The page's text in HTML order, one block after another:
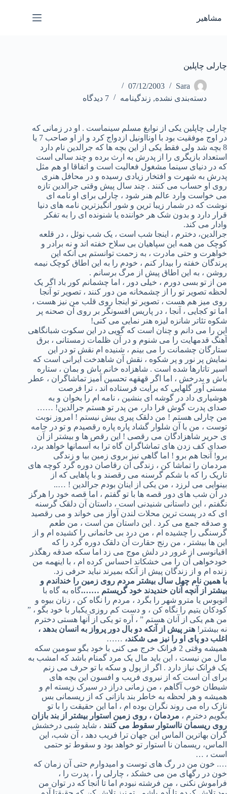
محتوا
مشاهیر
چارلی چاپلین
Sara
07/12/2003
دسته‌بندی نشده, زندگینامه 7 دیدگاه
چارلی چاپلین یکی از نوابغ مسلم سینماست . او در زمانی که
در اوج موفقیت بود با اونااونیل ازدواج کرد و از او صاحب 7 یا
8 بچه شد ولی فقط یکی از این بچه ها که جرالدین نام دارد
استعداد بازیگری را از پدرش به ارث برده و چند سالی است
که در دنیای سینما مشغول فعالیت است و اتفاقا او هم مثل
پدرش به شهرت و افتخار زیادی رسیده و در محافل هنری
روی او حساب می کنند . چند سال پیش وقتی جرالدین تازه
می خواست وارد عالم هنر شود ، چارلی برای او نامه ای
نوشت که در شمار زیبا ترین و شور انگیزترین نامه های دنیا
قرار دارد و بدون شک هر خواننده یا شنونده ای را به تفکر
وادار می کند.
جرالدین، دخترم ، اینجا شب است ، یک شب نوئل ، در قلعه
کوچک من همه این سپاهیان بی سلاح خفته اند و نه برادر و
خواهرت و حتی مادرت ، به زحمت توانستم بی آنکه این
پرندگان خفته را بیدار کنم ، خودم را به این اطاق کوچک نیمه
روشن ، به این اطاق پیش از مرگ برسانم .
من از تو بسی دورم ، خیلی دور ، اما چشمانم کور باد اگر یک
لحظه تصویر تو را از چشمخانه من دور کنند ، تصویر تو آنجا
روی میز هم هست ، تصویر تو اینجا روی قلب من نیز هست ،
اما تو کجایی ، آنجا ، در پاریس افسونگر بر روی آن صحنه پر
شکوه تئاتر شانزه لیزه هنر نمایی می کنی!
این را می دانم و چنان است که گویی در این سکوت شبانگاهی
آهنگ قدمهایت را می شنوم و در آن ظلمات زمستانی ، برق
ستارگان چشمانت را می بینم ، شنیده ام نقش تو در این
نمایش پر نور و پر شکوه ، نقش آن شاهدخت ایرانی است که
اسیر تاتارها شده است . شاهزاده خانم باش و بمان ، ستاره
باش و بدرخش ، اما اگر قهقهه تحسین آمیز تماشاگران ، عطر
مستی آور گلهایی که برایت فرستاده اند ، ترا فرصت
هوشیاری داد در گوشه ای بنشین ، نامه ام را بخوان و به
صدای پدرت گوش فرا دار، من پدر تو هستم جرالدین! ……
من چارلی هستم ! من دلقک پیری بیش نیستم ! امروز نوبت
توست ، من با آن شلوار گشاد پاره پاره رقصیدم و تو در جامه
ی حریر شاهزادگان می رقصی ! این رقص ها و بیشتر از آن
صدای کف زدن های تماشاگران گاه ترا به آسمانها خواهد برد،
برو! آنجا هم برو ! اما گاهی نیز بروی زمین بیا و زندگی
مردمان را تماشا کن ، زندگی آن رقاصان دوره گرد کوچه های
تاریک را که با شکم گرسنه می رقصند و با پاهایی که از
بینوایی می لرزد ، من یکی از اینان بودم جرالدین ! …..
در آن شب های دور قصه ها با تو گفتم ، اما قصه خود را هرگز
نگفتم ، این داستانی شنیدنی است ، داستان آن دلقک گرسنه
ای که در پست ترین محلات لندن آواز می خواند و می رقصید
و صدقه جمع می کرد . این داستان من است ، من طعم
گرسنگی را چشیده ام ، من درد بی خانمانی را کشیده ام و از
این ها بیشتر ، من رنج حقارت آن دلقک دوره گرد را که
اقیانوسی از غرور در دلش موج می زد اما سکه صدقه رهگذر
خودخواهی آن را می خشکاند احساس کرده ام ، با اینهمه من
زنده ام و از زندگان پیش از آنکه بمیرند نباید حرفی زد.
با همین نام چهل سال بیشتر مردم روی زمین را خنداندم و
بیشتر از آنچه آنان خندیدند خود گریستم …….گاه به گاه با
اتوبوس یا مترو شهر را بگرد ، مردم را نگاه کن ، زنان بیوه و
کودکان یتیم را نگاه کن ، و دست کم روزی یکبار با خود بگو ، ”
من هم یکی از آنان هستم ” ، آره تو یکی از آنها هستی دخترم
نه بیشتر! هنر پیش از آنکه دو بال دور پرواز به انسان بدهد ،
اغلب دو پای او را نیز می شکند، ……
همیشه وقتی 2 فرانک خرج می کنی با خود بگو سومین سکه
مال من نیست ، این باید مال یک مرد گمنام باشد که امشب به
یک فرانک نیاز دارد . اگر از پول و سکه با تو حرف می زنم
برای آن است که از نیروی فریب و افسون این بچه های
شیطان خوب آگاهم ، من زمانی دراز در سیرک زیسته ام و
همیشه و هر لحظه به خاطر بند بازانی که از ریسمانی بس
نازک راه می روند نگران بوده ام ، اما این حقیقت را با تو
بگویم دخترم ، مردمان ، روی زمین استوار بیشتر از بند بازان
روی ریسمان نااستوار سقوط می کنند ، شاید شبی درخشش
گران بهاترین الماس این جهان ترا فریب دهد ، آن شب، این
الماس، ریسمان نا استوار تو خواهد بود و سقوط تو حتمی
است ، …
…. خون من در رگ های توست و امیدوارم حتی آن زمان که
خون در رگهای من می خشکد ، چارلی را ، پدرت را ،
فراموش نکنی ، من فرشته نبودم اما تا آنجا که در توان من